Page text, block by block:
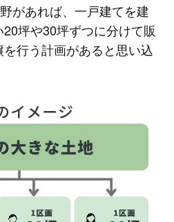
があれば、一戸建てを建
坪や30坪ずつに分けて販
行う計画があると思い込